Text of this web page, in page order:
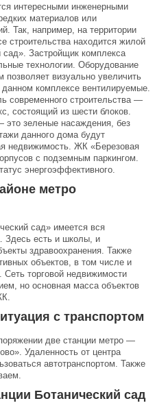
интересными инженерными
материалов или
Так, например, на территории
строительства находится жилой
сад». Застройщик комплекса
технологии. Оборудование
визуально увеличить
комплексе вентилируемые.
современного строительства —
состоящий из шести блоков.
это зеленые насаждения, без
данного дома будут
недвижимость. ЖК «Березовая
с подземным паркингом.
энергоэффективного.
метро
сад» имеется вся
Здесь есть и школы, и
здравоохранения. Также
объектов, в том числе и
торговой недвижимости
но основная масса объектов
с транспортом
две станции метро —
Удаленность от центра
автотранспортом. Также
Ботанический сад